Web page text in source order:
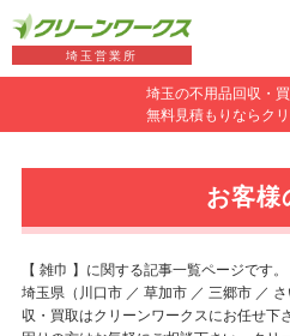
埼玉の不用品回収・
無料見積もりならク
埼玉営業所
お客様
【 雑巾 】に関する記事一覧ページです。
埼玉県（川口市 ／ 草加市 ／ 三郷市 ／
収・買取はクリーンワークスにお任せ下